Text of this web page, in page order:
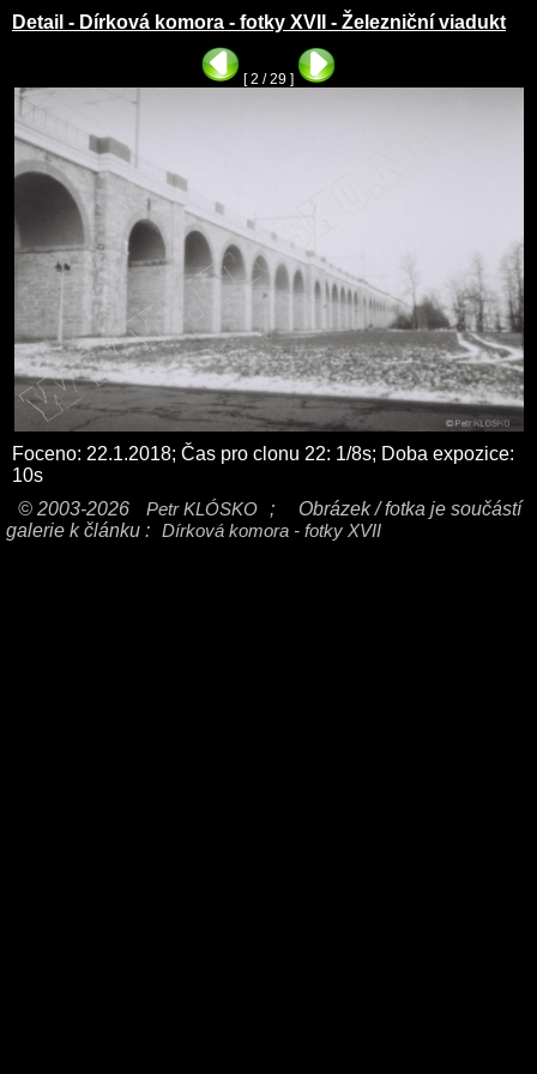
Detail - Dírková komora - fotky XVII - Železniční viadukt
[ 2 / 29 ]
Foceno: 22.1.2018; Čas pro clonu 22: 1/8s; Doba expozice:
10s
© 2003-2026
Petr KLÓSKO ;
Obrázek / fotka je součástí
galerie k článku : Dírková komora - fotky XVII